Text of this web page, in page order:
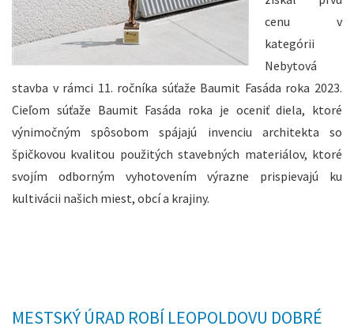
cenu v
kategórii
Nebytová
stavba v rámci 11. ročníka súťaže Baumit Fasáda roka 2023.
Cieľom súťaže Baumit Fasáda roka je oceniť diela, ktoré
výnimočným spôsobom spájajú invenciu architekta so
špičkovou kvalitou použitých stavebných materiálov, ktoré
svojím odborným vyhotovením výrazne prispievajú ku
kultivácii našich miest, obcí a krajiny.
MESTSKÝ ÚRAD ROBÍ LEOPOLDOVU DOBRÉ